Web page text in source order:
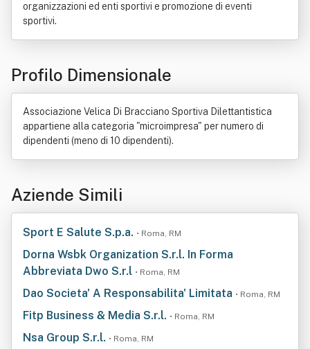
organizzazioni ed enti sportivi e promozione di eventi
sportivi.
Profilo Dimensionale
Associazione Velica Di Bracciano Sportiva Dilettantistica
appartiene alla categoria "microimpresa" per numero di
dipendenti (meno di 10 dipendenti).
Aziende Simili
Sport E Salute S.p.a. • Roma, RM
Dorna Wsbk Organization S.r.l. In Forma
Abbreviata Dwo S.r.l • Roma, RM
Dao Societa' A Responsabilita' Limitata • Roma, RM
Fitp Business & Media S.r.l. • Roma, RM
Nsa Group S.r.l. • Roma, RM